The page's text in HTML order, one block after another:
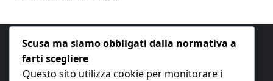
Scusa ma siamo obbligati dalla normativa a
farti scegliere
Questo sito utilizza cookie per monitorare i